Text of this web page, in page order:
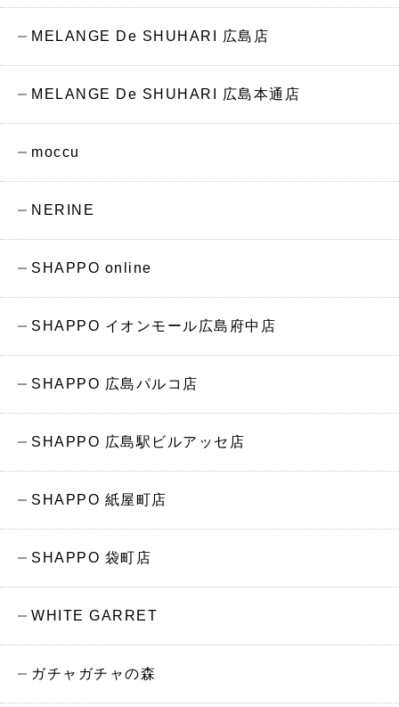
MELANGE De SHUHARI 広島店
MELANGE De SHUHARI 広島本通店
moccu
NERINE
SHAPPO online
SHAPPO イオンモール広島府中店
SHAPPO 広島パルコ店
SHAPPO 広島駅ビルアッセ店
SHAPPO 紙屋町店
SHAPPO 袋町店
WHITE GARRET
ガチャガチャの森